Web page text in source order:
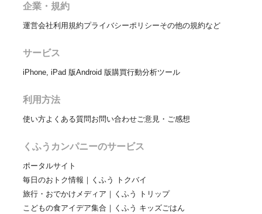
企業・規約
運営会社利用規約プライバシーポリシーその他の規約など
サービス
iPhone, iPad 版Android 版購買行動分析ツール
利用方法
使い方よくある質問お問い合わせご意見・ご感想
くふうカンパニーのサービス
ポータルサイト
毎日のおトク情報｜くふう トクバイ
旅行・おでかけメディア｜くふう トリップ
こどもの食アイデア集合｜くふう キッズごはん